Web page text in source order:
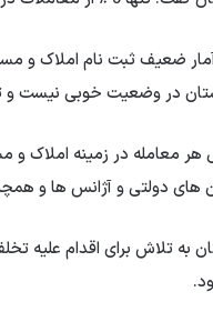
ضعیف ثبت نام املاک و
5 ٪ از معاملات املاک و مستغلات ثبت نام
هر معامله در زمینه املاک
های دولتی و آژانس ها و
تلاش برای اقدام علیه